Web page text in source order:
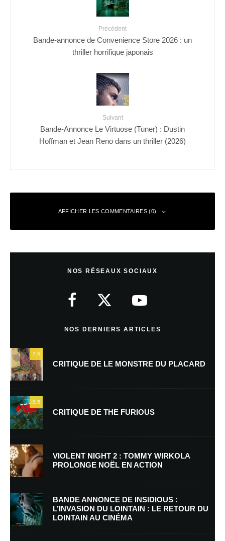
Précédent
Bande-annonce de Convenience Store 2026 : un
thriller horrifique japonais
Suivant
Bande-Annonce Le Virtuose (Tuner) : Dustin
Hoffman et Jean Reno dans un thriller (2026)
AFFICHER LES COMMENTAIRES (0)
Nom*
E-mail *
Enregistrer mon nom, mon e-mail et mon site dans le navigateur pour
mon prochain commentaire.
NOS RÉSEAUX SOCIAUX
NOS DERNIERS ARTICLES
7.5
CRITIQUE DE LE MONSTRE DU PLACARD
9.5
CRITIQUE DE THE FURIOUS
VIOLENT NIGHT 2 : TOMMY WIRKOLA
PROLONGE NOËL EN ACTION
BANDE ANNONCE DE INSIDIOUS :
L’INVASION DU LOINTAIN : LE RETOUR DU
LOINTAIN AU CINÉMA